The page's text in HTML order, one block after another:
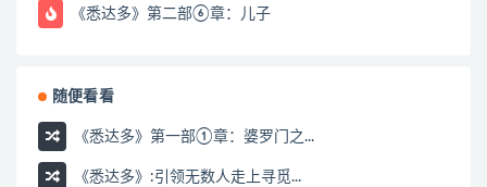
《悉达多》第二部⑥章：儿子
随便看看
《悉达多》第一部①章：婆罗门之...
《悉达多》:引领无数人走上寻觅...